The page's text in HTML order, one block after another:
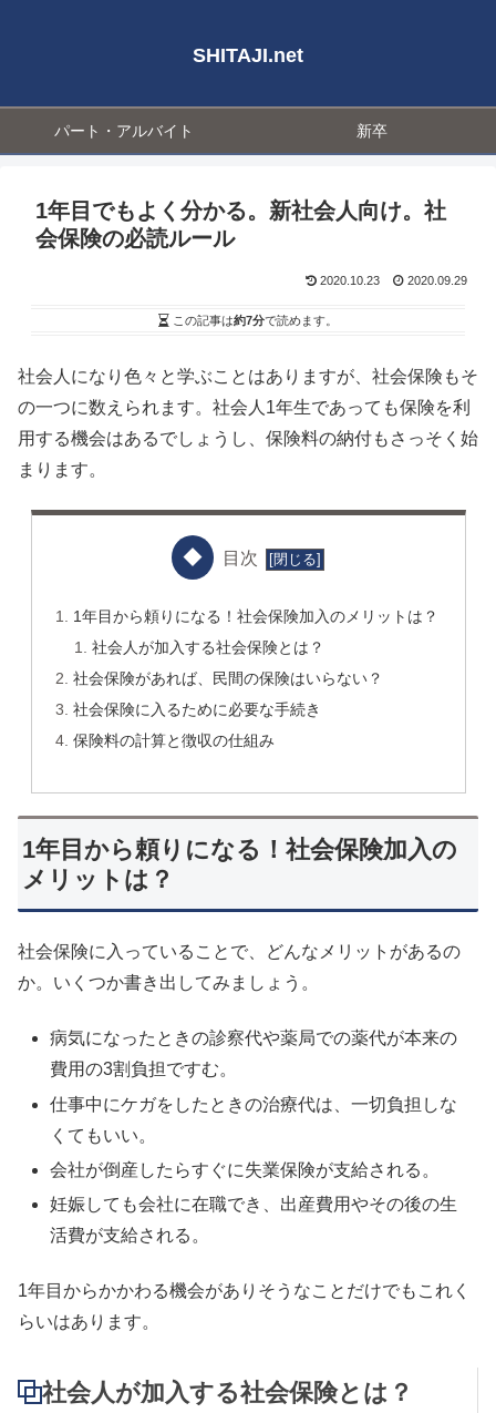
SHITAJI.net
パート・アルバイト 新卒
1年目でもよく分かる。新社会人向け。社
会保険の必読ルール
2020.10.23 2020.09.29
この記事は約7分で読めます。
社会人になり色々と学ぶことはありますが、社会保険もそ
の一つに数えられます。社会人1年生であっても保険を利
用する機会はあるでしょうし、保険料の納付もさっそく始
まります。
目次
1年目から頼りになる！社会保険加入のメリットは？
社会人が加入する社会保険とは？
社会保険があれば、民間の保険はいらない？
社会保険に入るために必要な手続き
保険料の計算と徴収の仕組み
1年目から頼りになる！社会保険加入の
メリットは？
社会保険に入っていることで、どんなメリットがあるの
か。いくつか書き出してみましょう。
病気になったときの診察代や薬局での薬代が本来の
費用の3割負担ですむ。
仕事中にケガをしたときの治療代は、一切負担しな
くてもいい。
会社が倒産したらすぐに失業保険が支給される。
妊娠しても会社に在職でき、出産費用やその後の生
活費が支給される。
1年目からかかわる機会がありそうなことだけでもこれく
らいはあります。
社会人が加入する社会保険とは？